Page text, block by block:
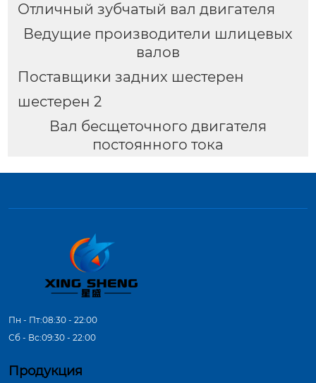
Отличный зубчатый вал двигателя
Ведущие производители шлицевых
валов
Поставщики задних шестерен
шестерен 2
Вал бесщеточного двигателя
постоянного тока
Пн - Пт:08:30 - 22:00
Сб - Вс:09:30 - 22:00
Продукция